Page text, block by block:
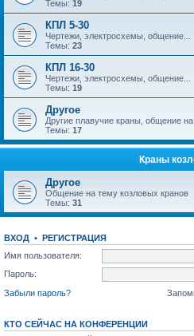
Темы: 19
КПЛ 5-30
Чертежи, электросхемы, общение...
Темы: 23
КПЛ 16-30
Чертежи, электросхемы, общение...
Темы: 19
Другое
Другие плавучие краны, общение
Темы: 17
Краны
Другое
Общение на тему козловых кранов
Темы: 31
ВХОД • РЕГИСТРАЦИЯ
Имя пользователя:
Пароль:
Забыли пароль?
КТО СЕЙЧАС НА КОНФЕРЕНЦИИ